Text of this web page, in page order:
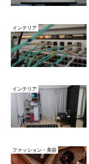
インテリア
インテリア
ファッション・美容